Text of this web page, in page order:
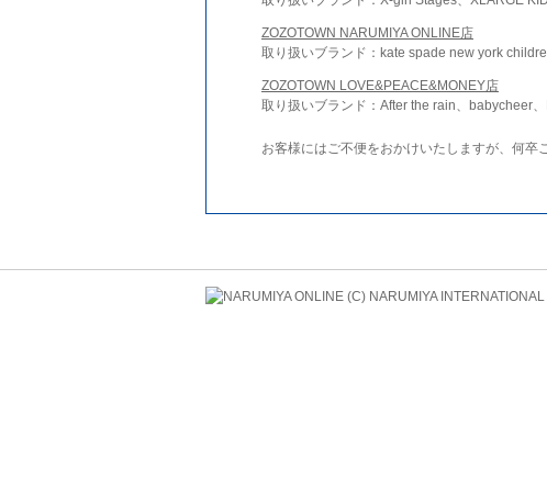
ZOZOTOWN NARUMIYA ONLINE店
取り扱いブランド：kate spade new york
ZOZOTOWN LOVE&PEACE&MONEY店
取り扱いブランド：After the rain、babycheer
お客様にはご不便をおかけいたしますが、何卒